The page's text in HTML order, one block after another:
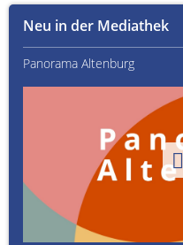
Neu in der Mediathek
Panorama Altenburg